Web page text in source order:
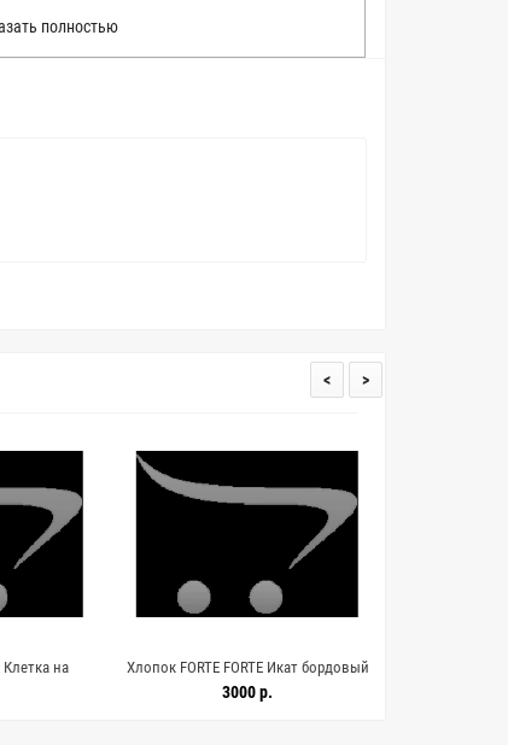
описать цвет каждой ткани из нашего каталога.
ткань в естественном свете, стараемся
условия и описания. Но несмотря на наши
полностью
на
Хлопок FORTE FORTE Икат бордовый
12122568
3000 р.
< >